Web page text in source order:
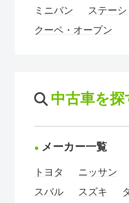
ミニバン
ステー
クーペ・オープン
中古車を探
メーカー一覧
トヨタ ニッサン
スバル
スズキ